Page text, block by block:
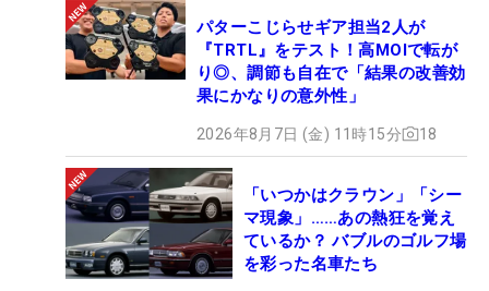
パターこじらせギア担当2人が
『TRTL』をテスト！高MOIで転が
り◎、調節も自在で「結果の改善効
果にかなりの意外性」
2026年8月7日 (金) 11時15分 18
「いつかはクラウン」「シー
マ現象」……あの熱狂を覚え
ているか？ バブルのゴルフ場
を彩った名車たち